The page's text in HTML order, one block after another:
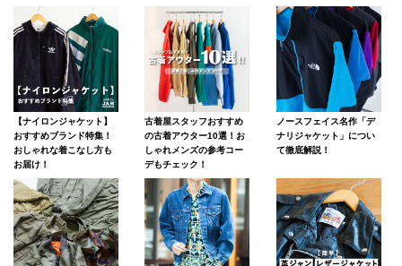
【ナイロンジャケット】
おすすめブランド特集！
おしゃれな着こなし方も
お届け！
古着屋スタッフおすすめ
の古着アウター10選！お
しゃれメンズの参考コー
デもチェック！
ノースフェイス名作「デ
ナリジャケット」につい
て徹底解説！